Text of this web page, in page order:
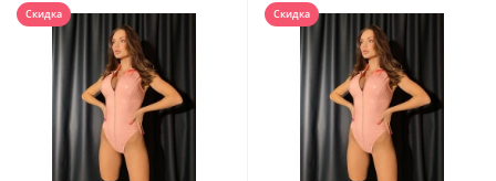
Скидка Скидка